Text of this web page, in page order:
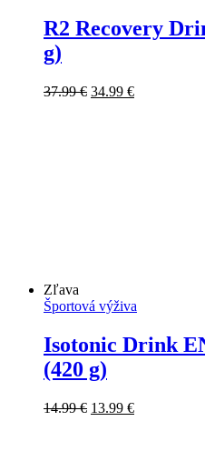
R2 Recovery
g)
37.99€ Pôvodná
34.99 €Aktuálna
Zľava
Športová výživa
Isotonic Drink
(420 g)
14.99€ Pôvodná
13.99 €Aktuálna